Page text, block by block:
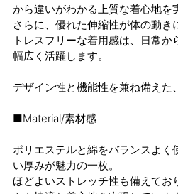
から違いがわかる上質な着心地を
さらに、優れた伸縮性が体の動き
トレスフリーな着用感は、日常
幅広く活躍します。
デザイン性と機能性を兼ね備えた
■Material/素材感
ポリエステルと綿をバランスよく
い厚みが魅力の一枚。
ほどよいストレッチ性も備えてお